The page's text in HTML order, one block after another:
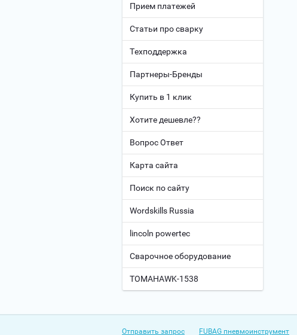
Прием платежей
Статьи про сварку
Техподдержка
Партнеры-Бренды
Купить в 1 клик
Хотите дешевле??
Вопрос Ответ
Карта сайта
Поиск по сайту
Wordskills Russia
lincoln powertec
Сварочное оборудование
TOMAHAWK-1538
Отправить запрос FUBAG пневмоинструмент